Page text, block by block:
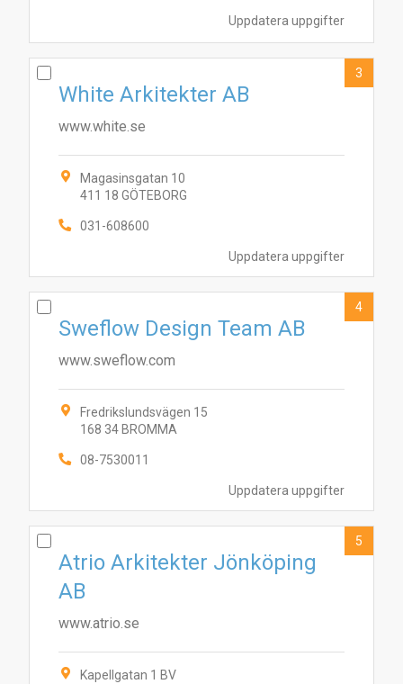
Uppdatera uppgifter
Uppdatera uppgifter
White Arkitekter AB
www.white.se
Magasinsgatan 10
411 18 GÖTEBORG
031-608600
3
Uppdatera uppgifter
Sweflow Design Team AB
www.sweflow.com
Fredrikslundsvägen 15
168 34 BROMMA
08-7530011
4
Atrio Arkitekter Jönköping
AB
www.atrio.se
Kapellgatan 1 BV
5